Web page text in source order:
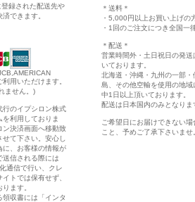
録された配送先や
できます。
用いただけます。
ません。)
行のイプシロン株式
利用しておりま
ン決済画面へ移動致
て下さい。安心し
に、お客様の情報が
送信される際には
通信で行い、クレ
トでは保有せず、
ます。
収書には「インタ
＊送料＊
・5,000円以上お買い上げの
・1回のご注文につき全国一
＊配送＊
営業時間外・土日祝日の発送
いております。
北海道・沖縄・九州の一部・
島、その他空輸を使用の地域
中1日以上頂いております。
配送は日本国内のみとなりま
ご希望日にお届けできない
こと、予めご了承下さいませ